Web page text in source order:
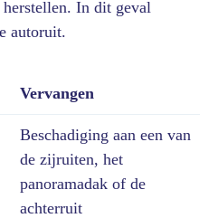
In dit geval
autoruit.
Vervangen
Beschadiging aan een van
de zijruiten, het
panoramadak of de
achterruit